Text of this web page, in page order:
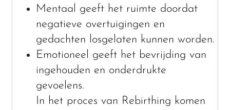
Mentaal geeft het ruimte doordat
negatieve overtuigingen en
gedachten losgelaten kunnen worden.
Emotioneel geeft het bevrijding van
ingehouden en onderdrukte
gevoelens.
In het proces van Rebirthing komen